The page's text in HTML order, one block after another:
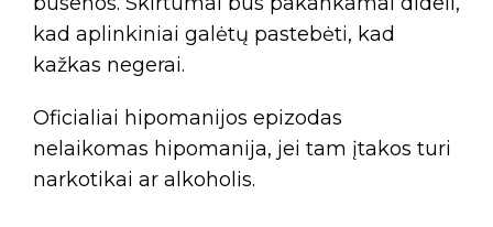
kad aplinkiniai galėtų pastebėti, kad
kažkas negerai.
Oficialiai hipomanijos epizodas
nelaikomas hipomanija, jei tam įtakos turi
narkotikai ar alkoholis.